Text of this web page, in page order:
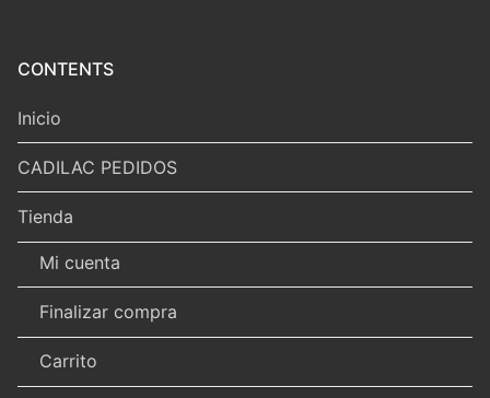
CONTENTS
Inicio
CADILAC PEDIDOS
Tienda
Mi cuenta
Finalizar compra
Carrito